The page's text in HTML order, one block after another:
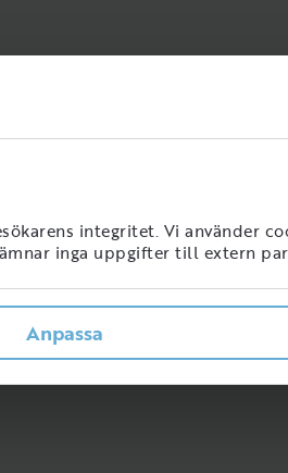
integritet. Vi använder
inga uppgifter till extern
Anpassa
Personer med detta jobb i
Sverige